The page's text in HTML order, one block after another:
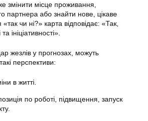
змінити місце проживання,
партнера або знайти нове, цікаве
чи ні?» карта відповідає: «Так,
ініціативності».
жезлів у прогнозах, можуть
перспективи:
в житті.
по роботі, підвищення, запуск